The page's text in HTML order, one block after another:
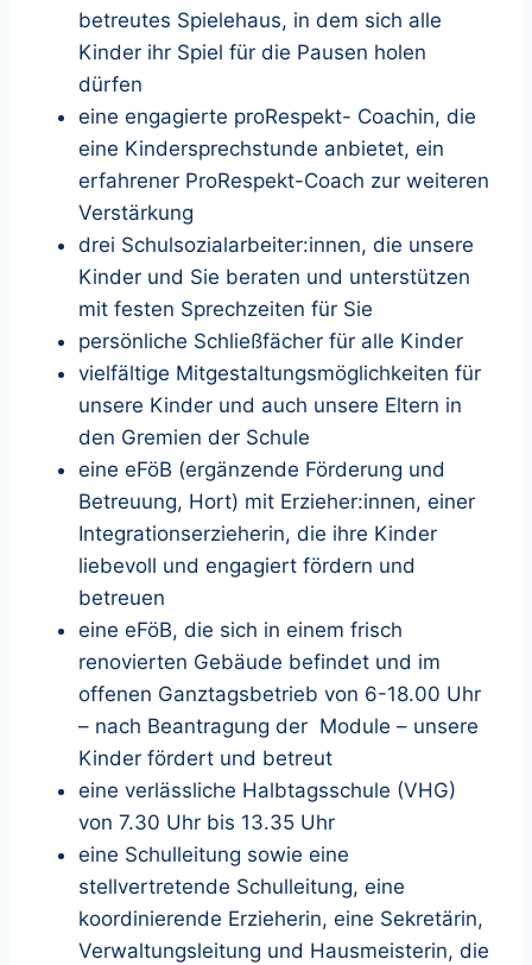
betreutes Spielehaus, in dem sich alle
Kinder ihr Spiel für die Pausen holen
dürfen
eine engagierte proRespekt- Coachin, die
eine Kindersprechstunde anbietet, ein
erfahrener ProRespekt-Coach zur weiteren
Verstärkung
drei Schulsozialarbeiter:innen, die unsere
Kinder und Sie beraten und unterstützen
mit festen Sprechzeiten für Sie
persönliche Schließfächer für alle Kinder
vielfältige Mitgestaltungsmöglichkeiten für
unsere Kinder und auch unsere Eltern in
den Gremien der Schule
eine eFöB (ergänzende Förderung und
Betreuung, Hort) mit Erzieher:innen, einer
Integrationserzieherin, die ihre Kinder
liebevoll und engagiert fördern und
betreuen
eine eFöB, die sich in einem frisch
renovierten Gebäude befindet und im
offenen Ganztagsbetrieb von 6-18.00 Uhr
– nach Beantragung der Module – unsere
Kinder fördert und betreut
eine verlässliche Halbtagsschule (VHG)
von 7.30 Uhr bis 13.35 Uhr
eine Schulleitung sowie eine
stellvertretende Schulleitung, eine
koordinierende Erzieherin, eine Sekretärin,
Verwaltungsleitung und Hausmeisterin, die